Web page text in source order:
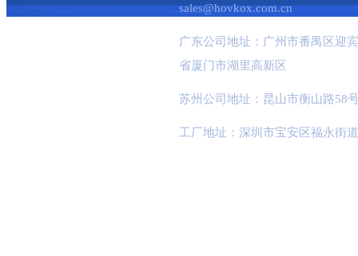
sales@hovkox.com.cn
广东公司地址：广州市番禺区迎
省厦门市湖里高新区
苏州公司地址：昆山市衡山路58
工厂地址：深圳市宝安区福永街